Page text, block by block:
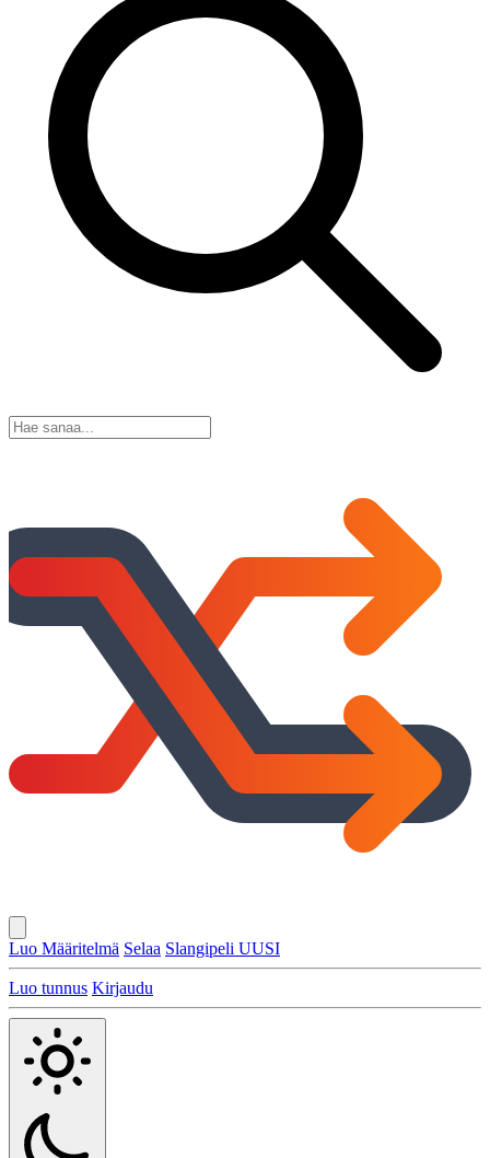
Luo Määritelmä Selaa Slangipeli UUSI
Luo tunnus Kirjaudu